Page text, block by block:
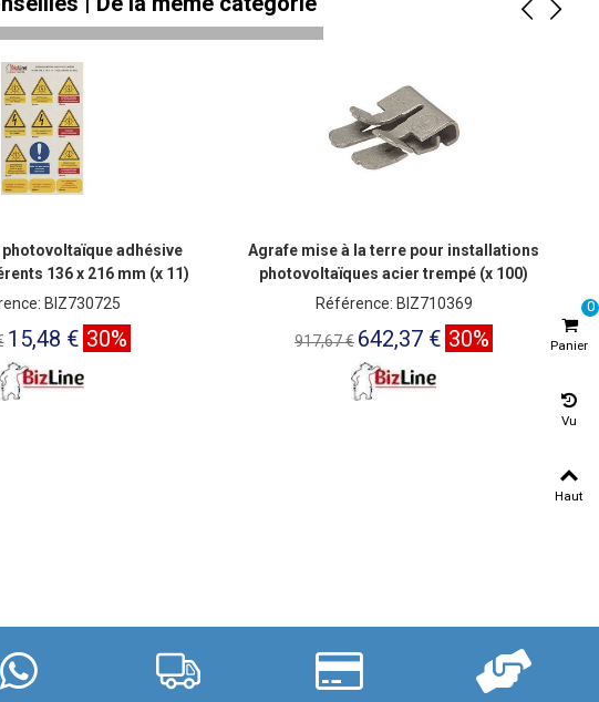
adhésive
136 x 216 mm (x 11)
BIZ730725
15,48 € 30%
Agrafe mise à la terre pour installations
photovoltaïques acier trempé (x 100)
Référence: BIZ710369
917,67 € 642,37 € 30% Panier
0
Vu
Haut